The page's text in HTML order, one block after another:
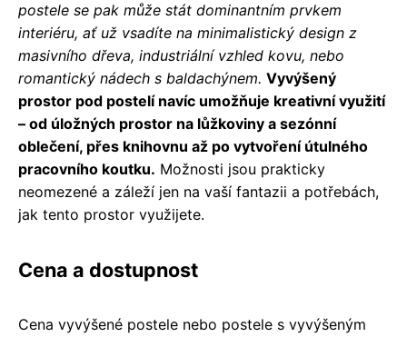
postele se pak může stát dominantním prvkem
interiéru, ať už vsadíte na minimalistický design z
masivního dřeva, industriální vzhled kovu, nebo
romantický nádech s baldachýnem. Vyvýšený
prostor pod postelí navíc umožňuje kreativní využití
– od úložných prostor na lůžkoviny a sezónní
oblečení, přes knihovnu až po vytvoření útulného
pracovního koutku. Možnosti jsou prakticky
neomezené a záleží jen na vaší fantazii a potřebách,
jak tento prostor využijete.
Cena a dostupnost
Cena vyvýšené postele nebo postele s vyvýšeným